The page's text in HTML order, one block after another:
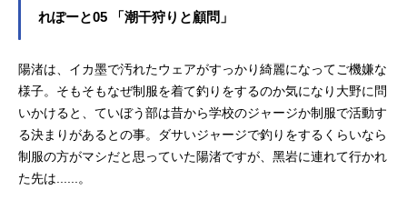
れぽーと05 「潮干狩りと顧問」
陽渚は、イカ墨で汚れたウェアがすっかり綺麗になってご機嫌な
様子。そもそもなぜ制服を着て釣りをするのか気になり大野に問
いかけると、ていぼう部は昔から学校のジャージか制服で活動す
る決まりがあるとの事。ダサいジャージで釣りをするくらいなら
制服の方がマシだと思っていた陽渚ですが、黑岩に連れて行かれ
た先は......。